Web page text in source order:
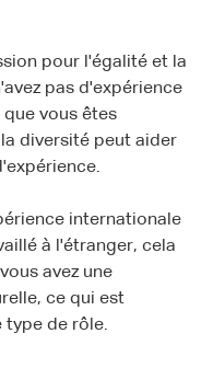
pour l'égalité et la
pas d'expérience
vous êtes
diversité peut aider
internationale
à l'étranger, cela
avez une
ce qui est
type de rôle.